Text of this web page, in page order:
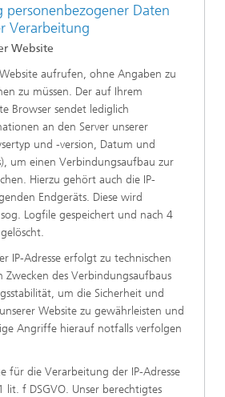
personenbezogener Daten
Verarbeitung
Website
aufrufen, ohne Angaben zu
zu müssen. Der auf Ihrem
Browser sendet lediglich
an den Server unserer
und -version, Datum und
um einen Verbindungsaufbau zur
Hierzu gehört auch die IP-
Endgeräts. Diese wird
Logfile gespeichert und nach 4
IP-Adresse erfolgt zu technischen
Zwecken des Verbindungsaufbaus
um die Sicherheit und
Website zu gewährleisten und
Angriffe hierauf notfalls verfolgen
für die Verarbeitung der IP-Adresse
lit. f DSGVO. Unser berechtigtes